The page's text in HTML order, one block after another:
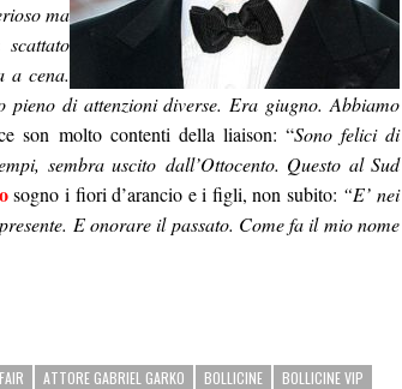
ma
a cena.
pieno di attenzioni diverse. Era giugno. Abbiamo
son molto contenti della liaison: “Sono felici di
sembra uscito dall’Ottocento. Questo al Sud
sogno i fiori d’arancio e i figli, non subito: “E’ nei
E onorare il passato. Come fa il mio nome
ATTORE GABRIEL GARKO BOLLICINE
BOLLICINE VIP